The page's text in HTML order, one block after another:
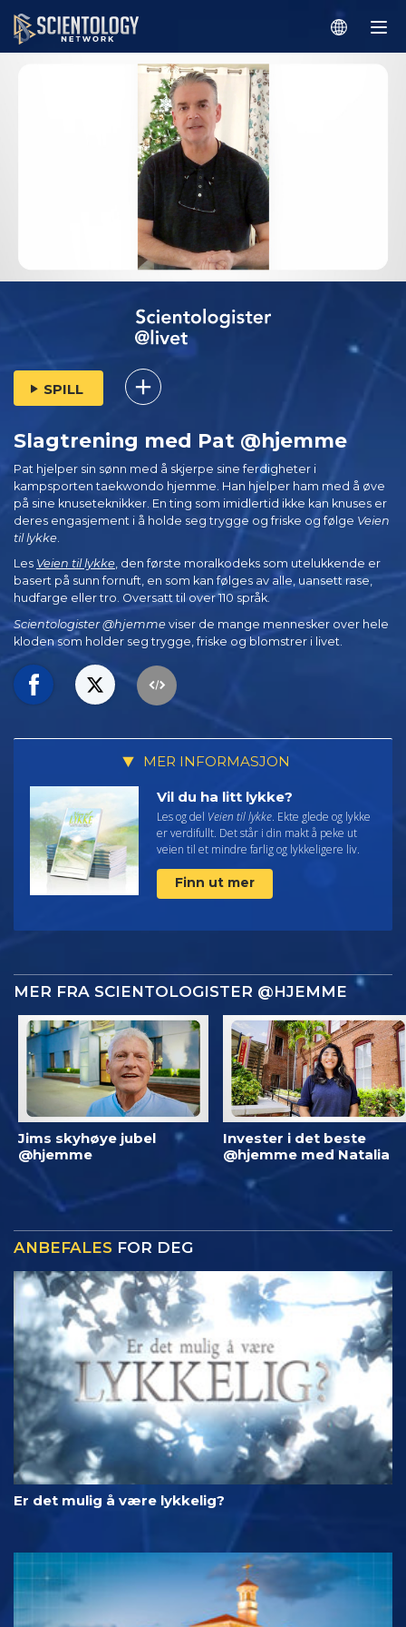
SPILL
Slagtrening med Pat @hjemme
Pat hjelper sin sønn med å skjerpe sine ferdigheter i
kampsporten taekwondo hjemme. Han hjelper ham med å øve
på sine knuseteknikker. En ting som imidlertid ikke kan knuses er
deres engasjement i å holde seg trygge og friske og følge Veien
til lykke
Les Veien til lykke, den første moralkodeks som utelukkende er
basert på sunn fornuft, en som kan følges av alle, uansett rase,
hudfarge eller tro. Oversatt til over 110 språk.
Scientologister @hjemme viser de mange mennesker over hele
kloden som holder seg trygge, friske og blomstrer i livet.
MER INFORMASJON
Vil du ha litt lykke?
Les og del Veien til lykke. Ekte glede og lykke
er verdifullt. Det står i din makt å peke ut
veien til et mindre farlig og lykkeligere liv.
Finn ut mer
MER FRA SCIENTOLOGISTER @HJEMME
Jims skyhøye jubel
@hjemme
Invester i det beste
@hjemme med Natalia
ANBEFALES FOR DEG
Er det mulig å være lykkelig?